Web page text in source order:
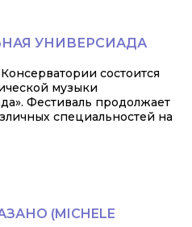
УНИВЕРСИАДА
состоится
музыки
Фестиваль продолжает
специальностей на
(MICHELE